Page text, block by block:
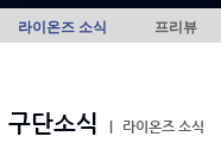
라이온즈 소식 프리뷰
구단소식
라이온즈 소식